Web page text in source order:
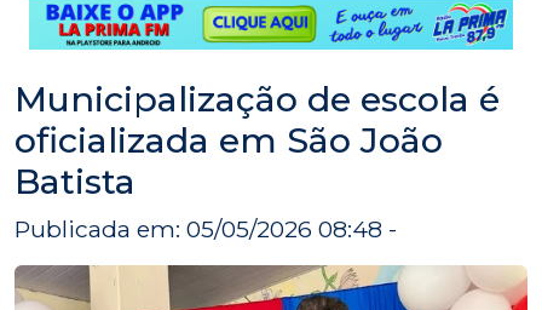
Municipalização de escola é
oficializada em São João
Batista
Publicada em: 05/05/2026 08:48 -